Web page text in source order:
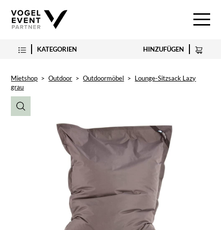
KATEGORIEN HINZUFÜGEN
Mietshop > Outdoor > Outdoormöbel > Lounge-Sitzsack Lazy
grau